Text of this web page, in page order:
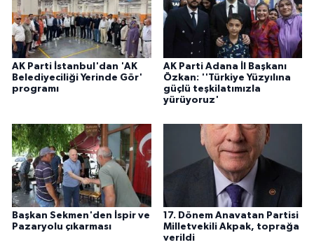
AK Parti İstanbul'dan 'AK
Belediyeciliği Yerinde Gör'
programı
AK Parti Adana İl Başkanı
Özkan: ''Türkiye Yüzyılına
güçlü teşkilatımızla
yürüyoruz'
Başkan Sekmen'den İspir ve
Pazaryolu çıkarması
17. Dönem Anavatan Partisi
Milletvekili Akpak, toprağa
verildi